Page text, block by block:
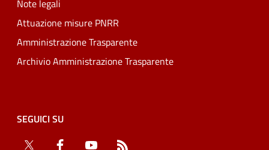
Note legali
Attuazione misure PNRR
Amministrazione Trasparente
Archivio Amministrazione Trasparente
SEGUICI SU
Twitter
Facebook YouTube